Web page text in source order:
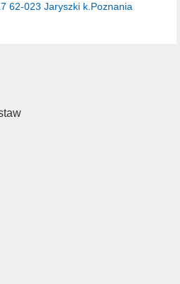
62-023 Jaryszki k.Poznania